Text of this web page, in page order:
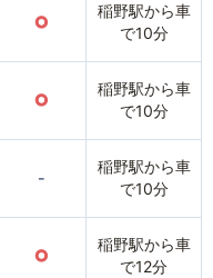
○
稲野駅から車
で10分
○
稲野駅から車
で10分
-
稲野駅から車
で10分
○
稲野駅から車
で12分